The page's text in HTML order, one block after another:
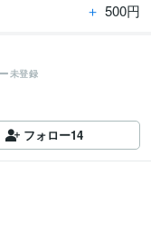
＋ 500円
未登録
フォロー14